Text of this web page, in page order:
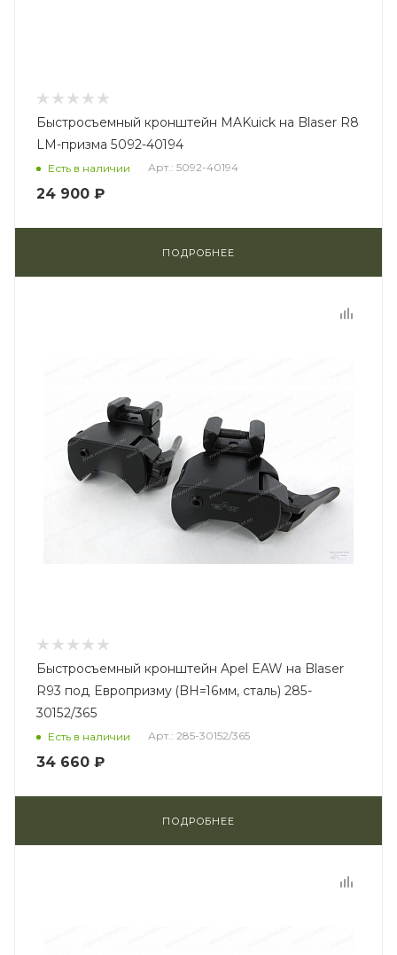
Быстросъемный кронштейн MAKuick на Blaser R8
LM-призма 5092-40194
Есть в наличии Арт.: 5092-40194
24 900 ₽
ПОДРОБНЕЕ
Быстросъемный кронштейн Apel EAW на Blaser
R93 под Европризму (BH=16мм, сталь) 285-
30152/365
Есть в наличии Арт.: 285-30152/365
34 660 ₽
ПОДРОБНЕЕ